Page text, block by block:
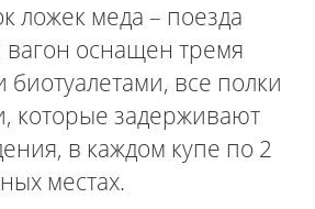
ложек меда – поезда
оснащен тремя
все полки
которые задерживают
в каждом купе по 2
местах.